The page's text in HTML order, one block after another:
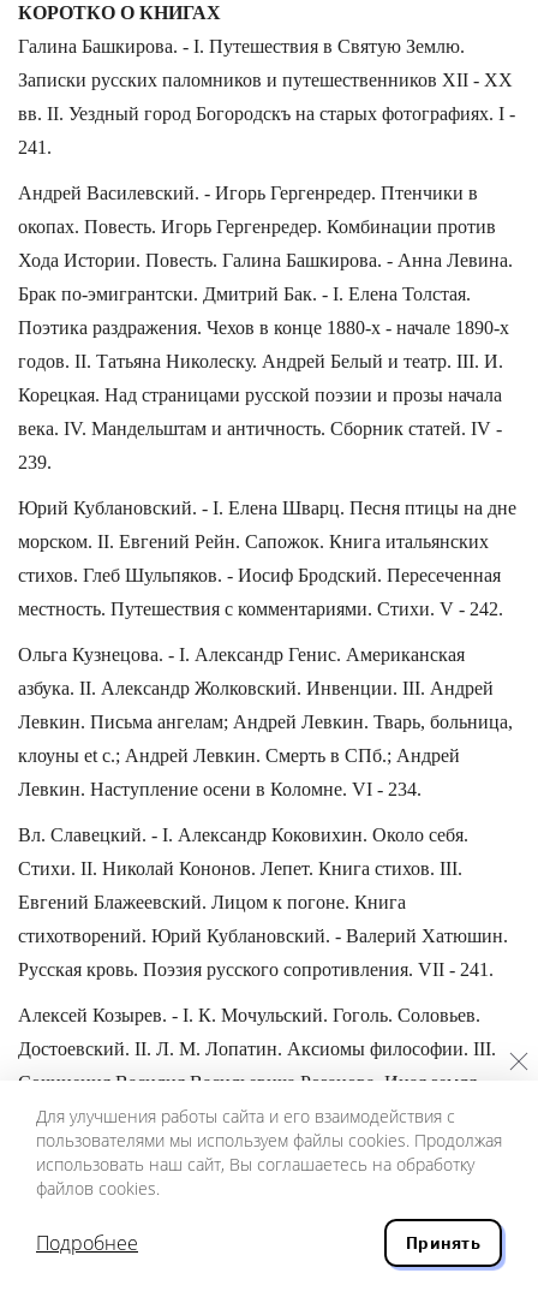
КОРОТКО О КНИГАХ
Галина Башкирова. - I. Путешествия в Святую Землю.
Записки русских паломников и путешественников XII - XX
вв. II. Уездный город Богородскъ на старых фотографиях. I -
241.
Андрей Василевский. - Игорь Гергенредер. Птенчики в
окопах. Повесть. Игорь Гергенредер. Комбинации против
Хода Истории. Повесть. Галина Башкирова. - Анна Левина.
Брак по-эмигрантски. Дмитрий Бак. - I. Елена Толстая.
Поэтика раздражения. Чехов в конце 1880-х - начале 1890-х
годов. II. Татьяна Николеску. Андрей Белый и театр. III. И.
Корецкая. Над страницами русской поэзии и прозы начала
века. IV. Мандельштам и античность. Сборник статей. IV -
239.
Юрий Кублановский. - I. Елена Шварц. Песня птицы на дне
морском. II. Евгений Рейн. Сапожок. Книга итальянских
стихов. Глеб Шульпяков. - Иосиф Бродский. Пересеченная
местность. Путешествия с комментариями. Стихи. V - 242.
Ольга Кузнецова. - I. Александр Генис. Американская
азбука. II. Александр Жолковский. Инвенции. III. Андрей
Левкин. Письма ангелам; Андрей Левкин. Тварь, больница,
клоуны et c.; Андрей Левкин. Смерть в СПб.; Андрей
Левкин. Наступление осени в Коломне. VI - 234.
Вл. Славецкий. - I. Александр Коковихин. Около себя.
Стихи. II. Николай Кононов. Лепет. Книга стихов. III.
Евгений Блажеевский. Лицом к погоне. Книга
стихотворений. Юрий Кублановский. - Валерий Хатюшин.
Русская кровь. Поэзия русского сопротивления. VII - 241.
Алексей Козырев. - I. К. Мочульский. Гоголь. Соловьев.
Достоевский. II. Л. М. Лопатин. Аксиомы философии. III.
Сочинения Василия Васильевича Розанова. Иная земля,
иное небо... Полное собрание путевых очерков 1899 - 1913
гг.; О понимании. Опыт исследования природы, границ и
внутреннего строения науки как цельного знания. Елена
Ознобкина. - "Пирамида". Книжное приложение к журналу
"Логос". VIII - 241.
Для улучшения работы сайта и его взаимодействия с
пользователями мы используем файлы cookies. Продолжая
использовать наш сайт, Вы соглашаетесь на обработку
файлов cookies.
Подробнее Принять